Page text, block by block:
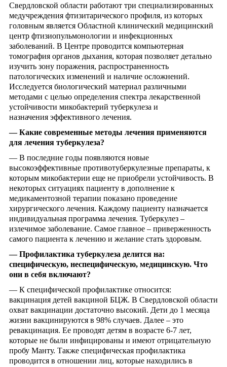
Свердловской области работают три специализированных
медучреждения фтизитарического профиля, из которых
головным является Областной клинический медицинский
центр фтизиопульмонологии и инфекционных
заболеваний. В Центре проводится компьютерная
томография органов дыхания, которая позволяет детально
изучить зону поражения, распространенность
патологических изменений и наличие осложнений.
Исследуется биологический материал различными
методами с целью определения спектра лекарственной
устойчивости микобактерий туберкулеза и
назначения эффективного лечения.
—Какие современные методы лечения применяются
для лечения туберкулеза?
— В последние годы появляются новые
высокоэффективные противотуберкулезные препараты, к
которым микобактерии еще не приобрели устойчивость. В
некоторых ситуациях пациенту в дополнение к
медикаментозной терапии показано проведение
хирургического лечения. Каждому пациенту назначается
индивидуальная программа лечения. Туберкулез –
излечимое заболевание. Самое главное – приверженность
самого пациента к лечению и желание стать здоровым.
—Профилактика туберкулеза делится на:
специфическую, неспецифическую, медицинскую. Что
они в себя включают?
— К специфической профилактике относится:
вакцинация детей вакциной БЦЖ. В Свердловской области
охват вакцинации достаточно высокий. Дети до 1 месяца
жизни вакцинируются в 98% случаев. Далее – это
ревакцинация. Ее проводят детям в возрасте 6-7 лет,
которые не были инфицированы и имеют отрицательную
пробу Манту. Также специфическая профилактика
проводится в отношении лиц, которые находились в